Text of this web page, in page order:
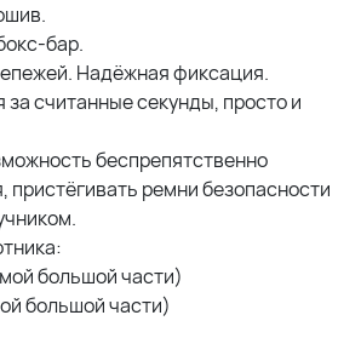
бар.
Надёжная фиксация.
за считанные секунды, просто и
беспрепятственно
пристёгивать ремни безопасности
большой части)
большой части)